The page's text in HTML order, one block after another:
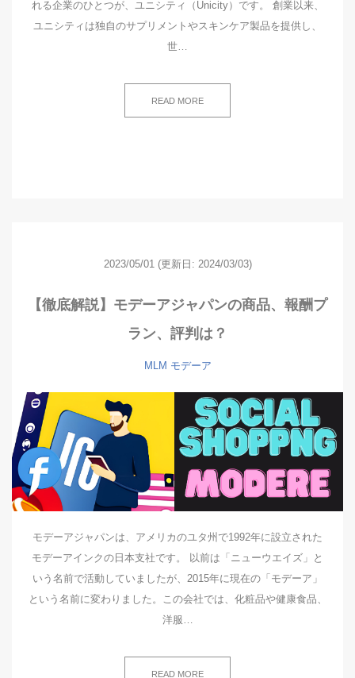
れる企業のひとつが、ユニシティ（Unicity）です。 創業以来、
ユニシティは独自のサプリメントやスキンケア製品を提供し、
世…
READ MORE
2023/05/01 (更新日: 2024/03/03)
【徹底解説】モデーアジャパンの商品、報酬プ
ラン、評判は？
MLM モデーア
モデーアジャパンは、アメリカのユタ州で1992年に設立された
モデーアインクの日本支社です。 以前は「ニューウエイズ」と
いう名前で活動していましたが、2015年に現在の「モデーア」
という名前に変わりました。この会社では、化粧品や健康食品、
洋服…
READ MORE